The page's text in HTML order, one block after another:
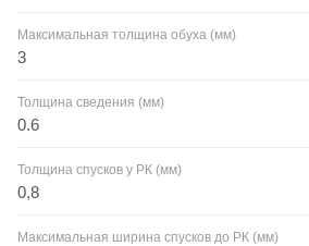
Максимальная толщина обуха (мм)
3
Толщина сведения (мм)
0.6
Толщина спусков у РК (мм)
0,8
Максимальная ширина спусков до РК (мм)